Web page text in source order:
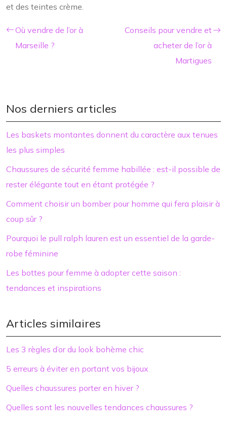
et des teintes crème.
Où vendre de l’or à
Marseille ?
Conseils pour vendre et
acheter de l’or à
Martigues
Nos derniers articles
Les baskets montantes donnent du caractère aux tenues
les plus simples
Chaussures de sécurité femme habillée : est-il possible de
rester élégante tout en étant protégée ?
Comment choisir un bomber pour homme qui fera plaisir à
coup sûr ?
Pourquoi le pull ralph lauren est un essentiel de la garde-
robe féminine
Les bottes pour femme à adopter cette saison :
tendances et inspirations
Articles similaires
Les 3 règles d’or du look bohème chic
5 erreurs à éviter en portant vos bijoux
Quelles chaussures porter en hiver ?
Quelles sont les nouvelles tendances chaussures ?